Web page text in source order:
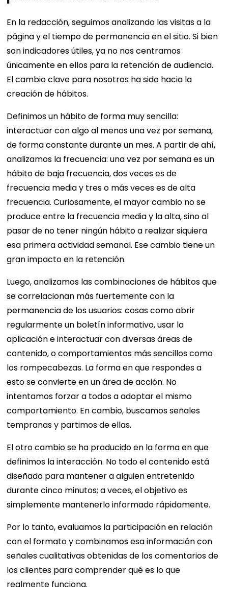
En la redacción, seguimos analizando las visitas a la
página y el tiempo de permanencia en el sitio. Si bien
son indicadores útiles, ya no nos centramos
únicamente en ellos para la retención de audiencia.
El cambio clave para nosotros ha sido hacia la
creación de hábitos.
Definimos un hábito de forma muy sencilla:
interactuar con algo al menos una vez por semana,
de forma constante durante un mes. A partir de ahí,
analizamos la frecuencia: una vez por semana es un
hábito de baja frecuencia, dos veces es de
frecuencia media y tres o más veces es de alta
frecuencia. Curiosamente, el mayor cambio no se
produce entre la frecuencia media y la alta, sino al
pasar de no tener ningún hábito a realizar siquiera
esa primera actividad semanal. Ese cambio tiene un
gran impacto en la retención.
Luego, analizamos las combinaciones de hábitos que
se correlacionan más fuertemente con la
permanencia de los usuarios: cosas como abrir
regularmente un boletín informativo, usar la
aplicación e interactuar con diversas áreas de
contenido, o comportamientos más sencillos como
los rompecabezas. La forma en que respondes a
esto se convierte en un área de acción. No
intentamos forzar a todos a adoptar el mismo
comportamiento. En cambio, buscamos señales
tempranas y partimos de ellas.
El otro cambio se ha producido en la forma en que
definimos la interacción. No todo el contenido está
diseñado para mantener a alguien entretenido
durante cinco minutos; a veces, el objetivo es
simplemente mantenerlo informado rápidamente.
Por lo tanto, evaluamos la participación en relación
con el formato y combinamos esa información con
señales cualitativas obtenidas de los comentarios de
los clientes para comprender qué es lo que
realmente funciona.